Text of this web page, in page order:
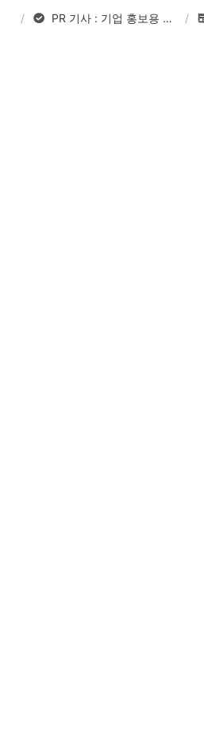
/ PR 기사 : 기업 홍보용 기사 작성 /